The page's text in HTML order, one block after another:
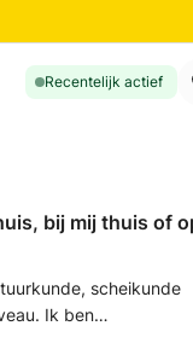
Recentelijk actief
bij mij thuis of
scheikunde
Ik ben